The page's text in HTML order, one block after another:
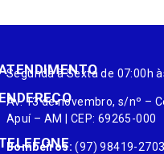
Segunda à Sexta de 07:00h
ENDEREÇO
Av. 13 de novembro, s/nº –
Apuí – AM | CEP: 69265-000
Bombeiros: (97) 98419-2703